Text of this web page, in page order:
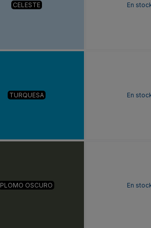
CELESTE En
TURQUESA En
PLOMO OSCURO En